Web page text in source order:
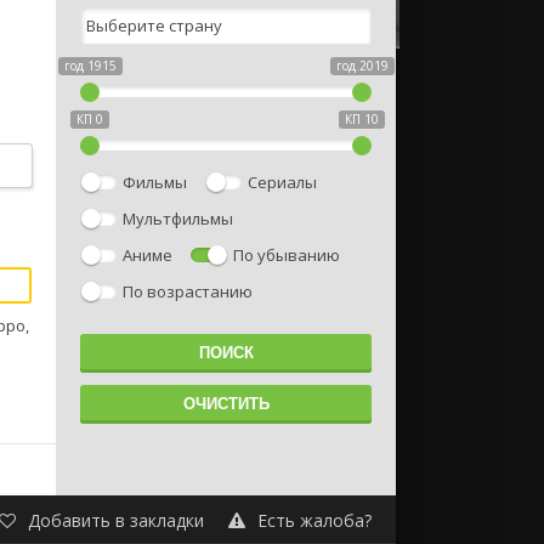
год 1915 год 2019
КП 0 КП 10
Фильмы
Сериалы
Мультфильмы
Аниме
По убыванию
По возрастанию
Добавить в закладки Есть жалоба?